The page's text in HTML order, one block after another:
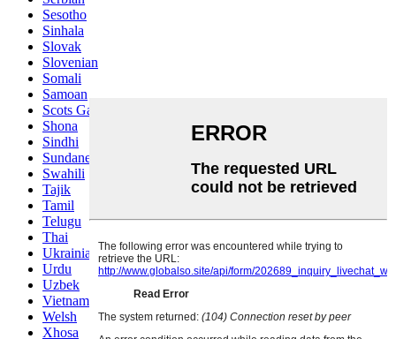
Sesotho
Sinhala
Slovak
Slovenian
Somali
Samoan
Scots Gaelic
Shona
Sindhi
Sundanese
Swahili
Tajik
Tamil
Telugu
Thai
Ukrainian
Urdu
Uzbek
Vietnamese
Welsh
Xhosa